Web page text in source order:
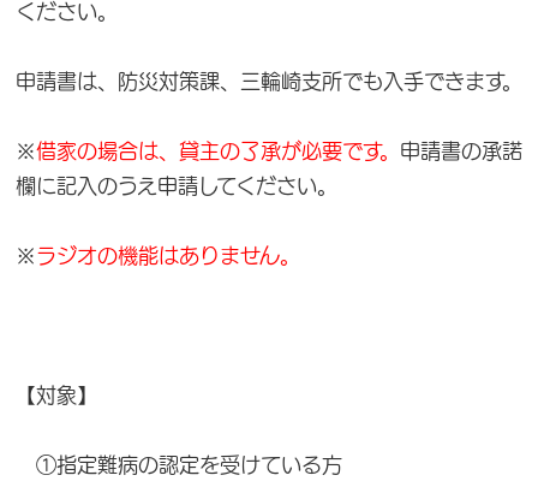
ください。
申請書は、防災対策課、三輪崎支所でも入手できます。
※借家の場合は、貸主の了承が必要です。 申請書の承諾
欄に記入のうえ申請してください。
※ラジオの機能はありません。
【対象】
①指定難病の認定を受けている方